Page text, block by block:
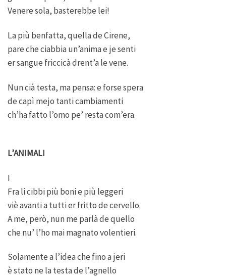
Venere sola, basterebbe lei!
La più benfatta, quella de Cirene,
pare che ciabbia un’anima e je senti
er sangue friccicà drent’a le vene.
Nun cià testa, ma pensa: e forse spera
de capì mejo tanti cambiamenti
ch’ha fatto l’omo pe’ resta com’era.
L’ANIMALI
I
Fra li cibbi più boni e più leggeri
viè avanti a tutti er fritto de cervello.
A me, però, nun me parlà de quello
che nu’ l’ho mai magnato volentieri.
Solamente a l’idea che fino a jeri
è stato ne la testa de l’agnello